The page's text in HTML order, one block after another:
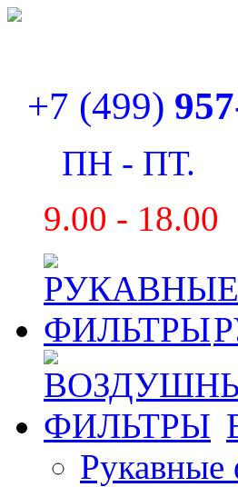
+7 (499)
ПН - ПТ.
9.00 - 18.00
Рукавные